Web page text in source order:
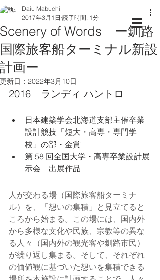
Scenery of Words ー釧路
国際旅客船ターミナル新設
計画ー
Daiu Mabuchi
2017年3月1日 読了時間: 1分
更新日： 2022年3月10日
2016　ランディ ハントロ
日本建築学会北海道支部主催卒業
設計競技「短大・高専・専門学
校」の部・金賞
第 58 回全国大学・高専卒業設計展
示会　出展作品
人が交わる場（国際旅客船ターミナ
ル）を、「想いの集積」と見立てると
ころから始まる。この場には、国内外
から多様な文化や民族、宗教等の異な
る人々（国内外の観光客や釧路市民）
が繰り返し集まる。そして、それぞれ
の価値観に基づいた想いを集積できる